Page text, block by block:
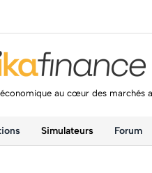
au cœur des marchés
Simulateurs Forum